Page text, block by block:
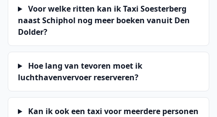
Voor welke ritten kan ik Taxi Soesterberg
naast Schiphol nog meer boeken vanuit Den
Dolder?
Hoe lang van tevoren moet ik
luchthavenvervoer reserveren?
Kan ik ook een taxi voor meerdere personen